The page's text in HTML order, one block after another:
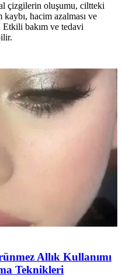
çizgilerin oluşumu, ciltteki
hacim azalması ve
bakım ve tedavi
Allık Kullanımı
Teknikleri